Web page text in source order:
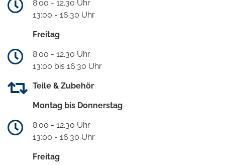
8.00 - 12.30 Uhr
13:00 - 16:30 Uhr
Freitag
8.00 - 12.30 Uhr
13:00 bis 16:30 Uhr
Teile & Zubehör
Montag bis Donnerstag
8.00 - 12.30 Uhr
13:00 - 16:30 Uhr
Freitag